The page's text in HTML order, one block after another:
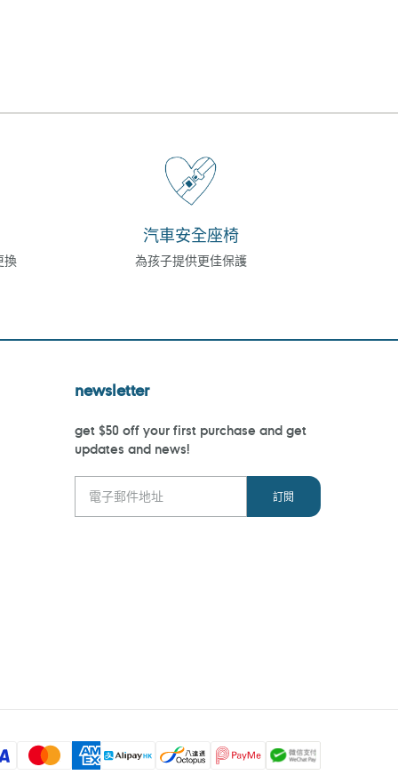
換
汽車安全座椅
為孩子提供更佳保護
newsletter
get $50 off your first purchase and get
updates and news!